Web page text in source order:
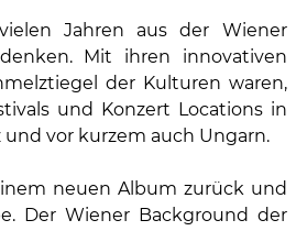
Jahren aus der Wiener
Mit ihren innovativen
der Kulturen waren,
und Konzert Locations in
vor kurzem auch Ungarn.
neuen Album zurück und
Der Wiener Background der